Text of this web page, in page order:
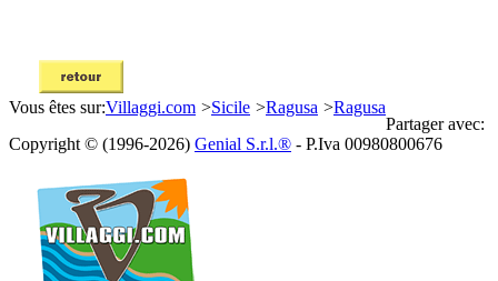
Vous êtes sur:Villaggi.com >Sicile >Ragusa >Ragusa
Partager avec:
Copyright © (1996-2026) Genial S.r.l.® - P.Iva 00980800676